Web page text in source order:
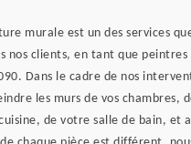
murale est un des services
nos clients, en tant que peintres
Dans le cadre de nos
les murs de vos chambres,
de votre salle de bain, et